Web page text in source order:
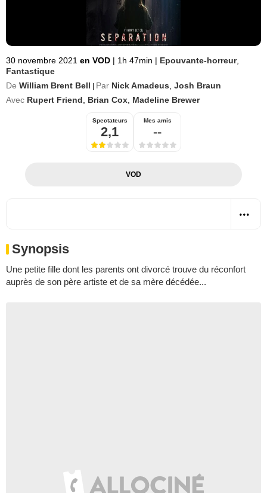
30 novembre 2021 en VOD | 1h 47min | Epouvante-horreur,
Fantastique
De William Brent Bell Par Nick Amadeus Josh Braun
Avec Rupert Friend Brian Cox Madeline Brewer
Spectateurs
2,1
Mes amis
--
VOD
Synopsis
Une petite fille dont les parents ont divorcé trouve du réconfort
auprès de son père artiste et de sa mère décédée...